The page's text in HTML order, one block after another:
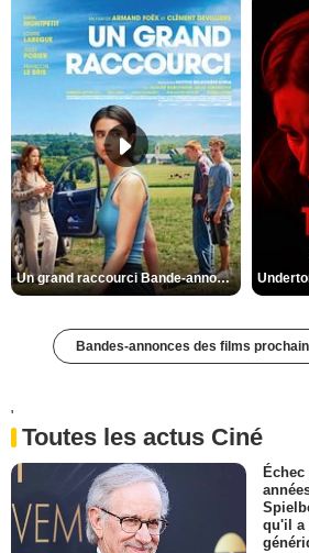
Un grand raccourci Bande-annonce VF
Bandes-annonces des films
'
Toutes les actus Ciné
qu'il a